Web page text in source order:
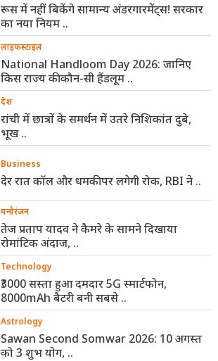
रूस में नहीं बिकेंगे सामान्य अंडरगारमेंट्स! सरकार
का नया नियम ..
लाइफस्टाइल
National Handloom Day 2026: जानिए
किस राज्य की कौन-सी हैंडलूम ..
देश
रांची में छात्रों के समर्थन में उतरे निशिकांत दुबे,
भूख ..
Business
देर रात कॉल और धमकी पर लगेगी रोक, RBI ने ..
मनोरंजन
तेज प्रताप यादव ने कैमरे के सामने दिखाया
रोमांटिक अंदाज, ..
Technology
₹3000 सस्ता हुआ दमदार 5G स्मार्टफोन,
8000mAh बैटरी बनी सबसे ..
Astrology
Sawan Second Somwar 2026: 10 अगस्त
को 3 शुभ योग, ..